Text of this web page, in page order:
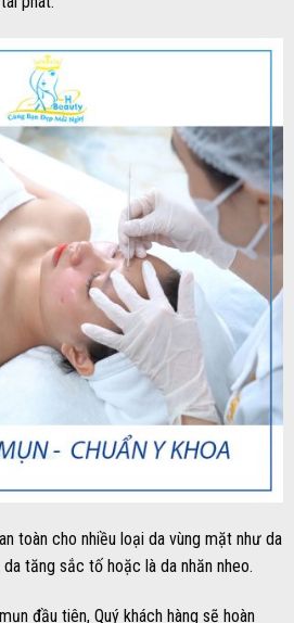
toàn cho nhiều loại da vùng mặt như da
tăng sắc tố hoặc là da nhăn nheo.
đầu tiên, Quý khách hàng sẽ hoàn